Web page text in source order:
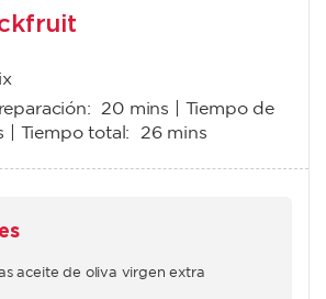
20 mins | Tiempo de
| Tiempo total: 26 mins
aceite de oliva virgen extra